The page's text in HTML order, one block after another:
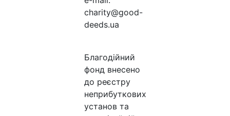
charity@good-
deeds.ua
Благодійний
фонд внесено
до реєстру
неприбуткових
установ та